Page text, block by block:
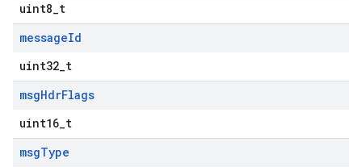
uint8_t
messageId
uint32_t
msgHdrFlags
uint16_t
msgType